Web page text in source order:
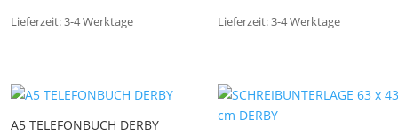
Lieferzeit:3-4 Werktage Lieferzeit:3-4 Werktage
A5 TELEFONBUCH DERBY